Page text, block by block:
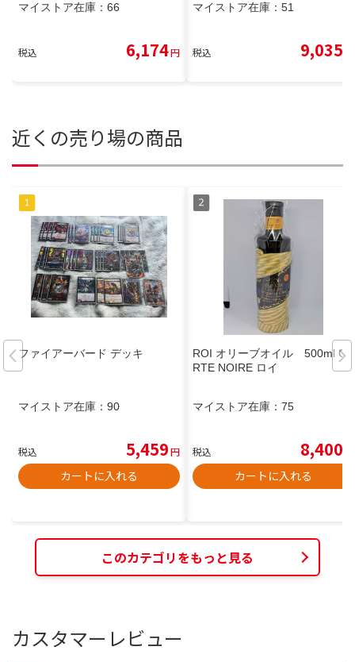
マイストア在庫： 66
税込 6,174円
マイストア在庫： 51
税込 9,035
近くの売り場の商品
ファイアーバード デッキ
マイストア在庫： 90
税込 5,459円
カートに入れる
ROI オリーブオイル 500ml CA
RTE NOIRE ロイ
マイストア在庫： 75
税込 8,400
カートに入れる
このカテゴリをもっと見る
カスタマーレビュー